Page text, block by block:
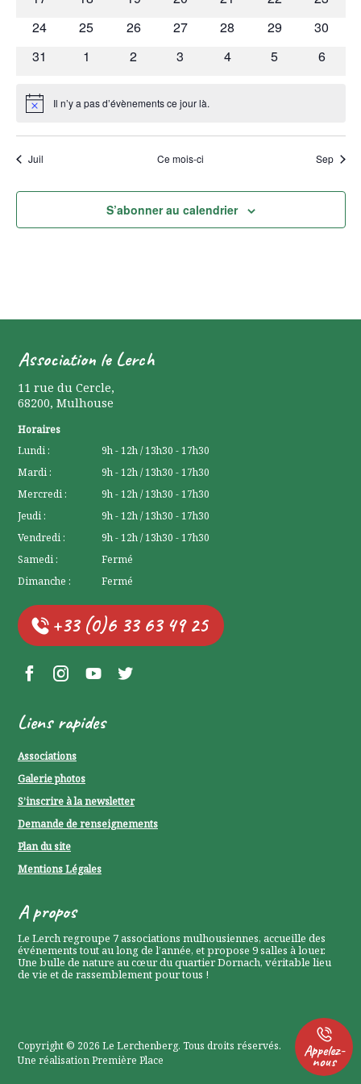
0
24
0
25
0
26
0
27
0
28
0
29
0
30
0
31
0
1
0
2
0
3
0
4
0
5
0
6
Notice Il n’y a pas d’évènements ce jour là.
Juil Ce mois-ci Sep
S’abonner au calendrier
Association le Lerch
11 rue du Cercle,
68200, Mulhouse
Horaires
Lundi :
9h - 12h / 13h30 - 17h30
Mardi :
9h - 12h / 13h30 - 17h30
Mercredi :
9h - 12h / 13h30 - 17h30
Jeudi :
9h - 12h / 13h30 - 17h30
Vendredi :
9h - 12h / 13h30 - 17h30
Samedi :
Fermé
Dimanche :
Fermé
+33 (0)6 33 63 49 25
Facebook Lerchenberg
Instagram Lerchenberg
YouTube Lerchenberg
Twitter Lerchenberg
Liens rapides
Associations
Galerie photos
S’inscrire à la newsletter
Demande de renseignements
Plan du site
Mentions Légales
A propos
Le Lerch regroupe 7 associations mulhousiennes, accueille des
événements tout au long de l’année, et propose 9 salles à louer.
Une bulle de nature au cœur du quartier Dornach, véritable lieu
de vie et de rassemblement pour tous !
Copyright © 2026 Le Lerchenberg. Tous droits réservés.
Une réalisationPremière Place
Appelez-
nous